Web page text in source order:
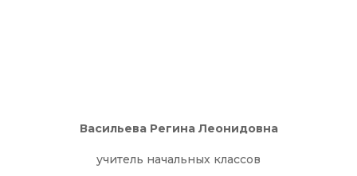
Васильева Регина Леонидовна
учитель начальных классов